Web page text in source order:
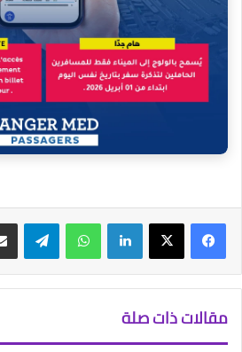
فيسبوك‫X لينكدإن واتساب
مقالات ذات صلة